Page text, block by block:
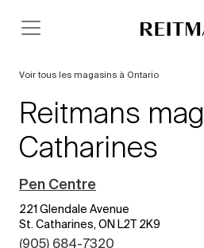
Voir tous les magasins à Ontario
Reitmans
Catharines
Pen Centre
221 Glendale Avenue
St. Catharines, ON L2T 2K9
(905) 684-7320